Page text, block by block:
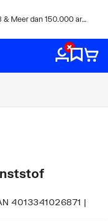
De expert sinds 1918 & Meer dan 150.000 artikelen
4013341026871 |